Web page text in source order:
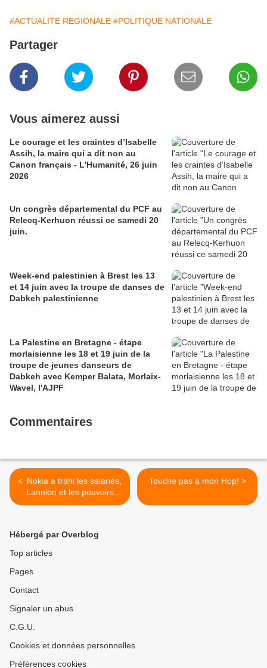
#ACTUALITE REGIONALE #POLITIQUE NATIONALE
Partager
Vous aimerez aussi
Le courage et les craintes d’Isabelle
Assih, la maire qui a dit non au
Canon français - L'Humanité, 26 juin
2026
Un congrès départemental du PCF au
Relecq-Kerhuon réussi ce samedi 20
juin.
Week-end palestinien à Brest les 13
et 14 juin avec la troupe de danses de
Dabkeh palestinienne
La Palestine en Bretagne - étape
morlaisienne les 18 et 19 juin de la
troupe de jeunes danseurs de
Dabkeh avec Kemper Balata, Morlaix-
Wavel, l'AJPF
Commentaires
< Nokia a trahi les salariés,
Lannion et les pouvoirs
publics - Bernard Trémulot,
L'Humanité, 3 juillet
Touche pas à mon Hop! >
Hébergé par Overblog
Top articles
Pages
Contact
Signaler un abus
C.G.U.
Cookies et données personnelles
Préférences cookies